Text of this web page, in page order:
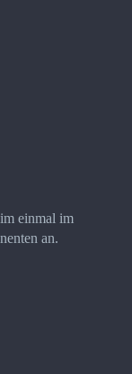
einmal im
an.